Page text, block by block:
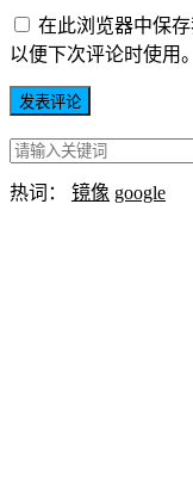
在此浏览器中保
以便下次评论时使用。
热词： 镜像 google